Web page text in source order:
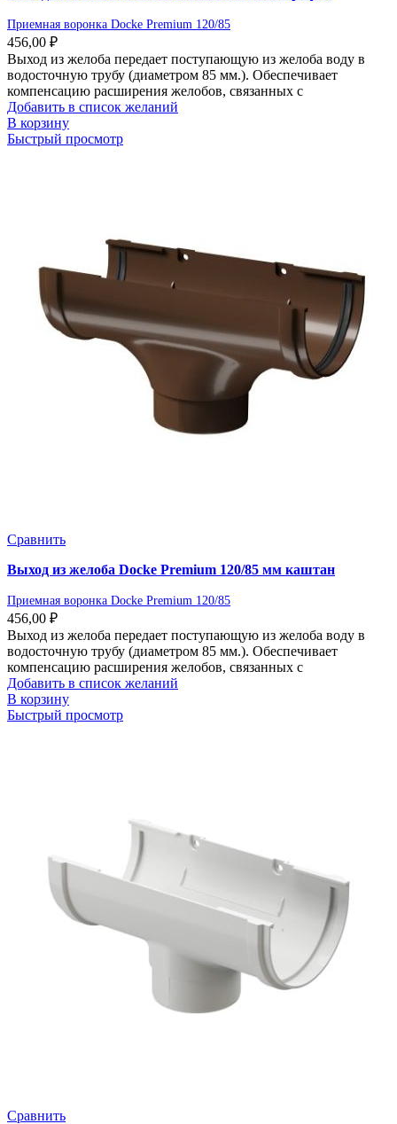
Приемная воронка Docke Premium 120/85
456,00 ₽
Выход из желоба передает поступающую из желоба воду в
водосточную трубу (диаметром 85 мм.). Обеспечивает
компенсацию расширения желобов, связанных с
Добавить в список желаний
В корзину
Быстрый просмотр
Сравнить
Выход из желоба Docke Premium 120/85 мм каштан
Приемная воронка Docke Premium 120/85
456,00 ₽
Выход из желоба передает поступающую из желоба воду в
водосточную трубу (диаметром 85 мм.). Обеспечивает
компенсацию расширения желобов, связанных с
Добавить в список желаний
В корзину
Быстрый просмотр
Сравнить